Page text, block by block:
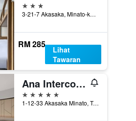
3 bintang
3-21-7 Akasaka, Minato-ku, Tokyo, Jepun
RM 285
Lihat
Tawaran
Ana Intercontinental Tokyo By IHG
5 bintang
1-12-33 Akasaka Minato, Tokyo, Jepun